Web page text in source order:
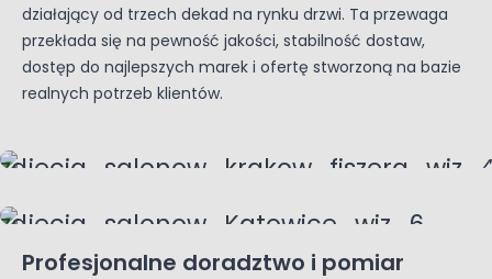
działający od trzech dekad na rynku drzwi. Ta przewaga
przekłada się na pewność jakości, stabilność dostaw,
dostęp do najlepszych marek i ofertę stworzoną na bazie
realnych potrzeb klientów.
Profesjonalne doradztwo i pomiar